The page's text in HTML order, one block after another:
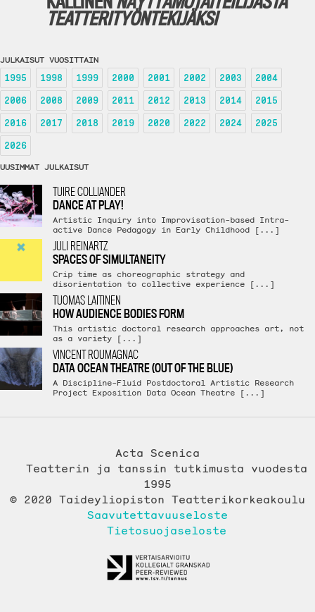
TEATTERITYÖNTEKIJÄKSI
JULKAISUT VUOSITTAIN
1995 1998 1999 2000 2001 2002 2003
2004
2006
2008 2009 2011 2012 2013 2014
2015
2016
2017 2018 2019 2020 2022 2024
2025
2026
UUSIMMAT JULKAISUT
TUIRE COLLIANDER
DANCE AT PLAY!
Artistic Inquiry into Improvisation-based Intra-
active Dance Pedagogy in Early Childhood [...]
JULI REINARTZ
SPACES OF SIMULTANEITY
Crip time as choreographic strategy and
disorientation to collective experience [...]
TUOMAS LAITINEN
HOW AUDIENCE BODIES FORM
This artistic doctoral research approaches art, not
as a variety [...]
VINCENT ROUMAGNAC
DATA OCEAN THEATRE (OUT OF THE BLUE)
A Discipline-Fluid Postdoctoral Artistic Research
Project Exposition Data Ocean Theatre [...]
Acta Scenica
Teatterin ja tanssin tutkimusta vuodesta
1995
© 2020 Taideyliopiston Teatterikorkeakoulu
Saavutettavuuseloste
Tietosuojaseloste